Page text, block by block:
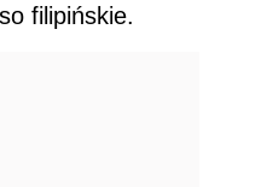
filipińskie.